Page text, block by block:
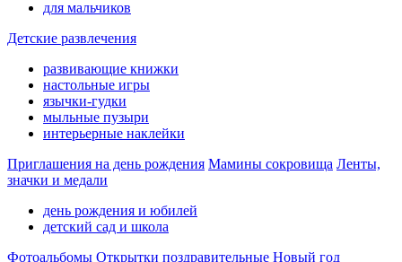
для мальчиков
Детские развлечения
развивающие книжки
настольные игры
язычки-гудки
мыльные пузыри
интерьерные наклейки
Приглашения на день рождения Мамины сокровища Ленты,
значки и медали
день рождения и юбилей
детский сад и школа
Фотоальбомы Открытки поздравительные Новый год